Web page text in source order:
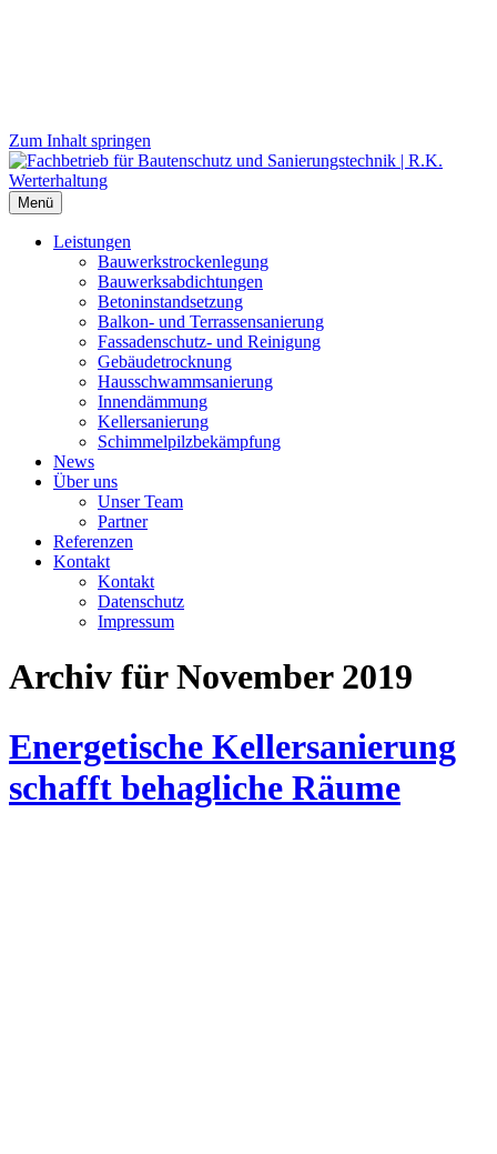
Zum Inhalt springen
Menü
Leistungen
Bauwerks­trockenlegung
Bauwerks­abdichtungen
Beton­instand­setzung
Balkon- und Terras­sen­sanierung
Fassaden­schutz- und Reinigung
Gebäude­trocknung
Haus­schwamm­sanierung
Innen­dämmung
Keller­sanierung
Schimmel­pilz­bekämpfung
News
Über uns
Unser Team
Partner
Referenzen
Kontakt
Kontakt
Datenschutz
Impressum
Archiv für November 2019
Energetische Kellersanierung
schafft behagliche Räume